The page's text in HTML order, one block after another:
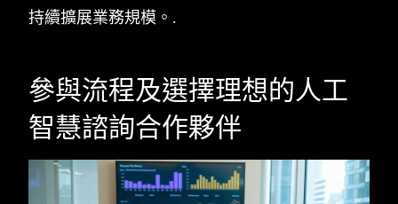
持續擴展業務規模。.
參與流程及選擇理想的人工
智慧諮詢合作夥伴